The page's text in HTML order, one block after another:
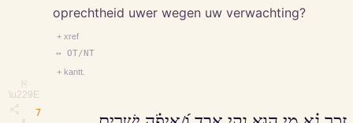
⎘
\u229E
oprechtheid uwer wegen uw verwachting?
+ xref
↔ OT/NT
+ kantt.
7